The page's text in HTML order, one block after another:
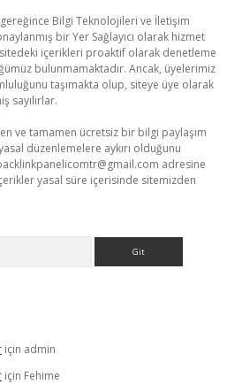
gereğince Bilgi Teknolojileri ve İletişim
bir Yer Sağlayıcı olarak hizmet
içerikleri proaktif olarak denetleme
bulunmamaktadır. Ancak, üyelerimiz
taşımakta olup, siteye üye olarak
sayılırlar.
ve tamamen ücretsiz bir bilgi paylaşım
düzenlemelere aykırı olduğunu
adresine
yasal süre içerisinde sitemizden
için admin
için Fehime